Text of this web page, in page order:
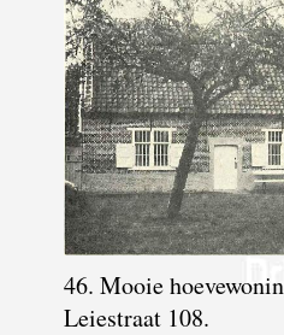
46. Mooie
Leiestraat 108.